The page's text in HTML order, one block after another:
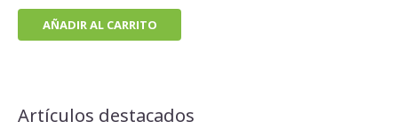
AÑADIR AL CARRITO
Artículos destacados